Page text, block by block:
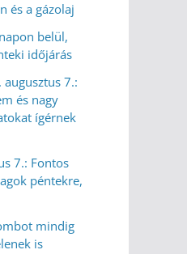
és a gázolaj
belül,
időjárás
7.:
és nagy
ígérnek
7.: Fontos
péntekre,
mindig
is